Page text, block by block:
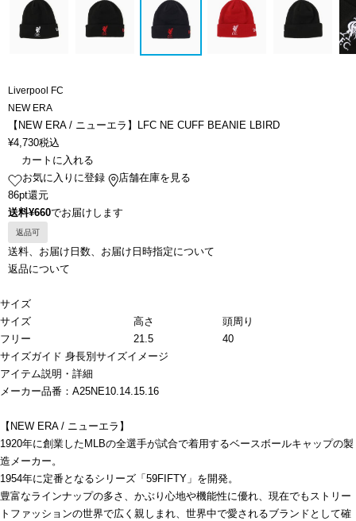
Liverpool FC
NEW ERA
【NEW ERA / ニューエラ】LFC NE CUFF BEANIE LBIRD
¥4,730税込
カートに入れる
お気に入りに登録
店舗在庫を見る
86pt還元
送料¥660でお届けします
返品可
送料、お届け日数、お届け日時指定について
返品について
サイズ
サイズ
高さ
頭周り
フリー
21.5
40
サイズガイド 身長別サイズイメージ
アイテム説明・詳細
メーカー品番：A25NE10.14.15.16
【NEW ERA / ニューエラ】
1920年に創業したMLBの全選手が試合で着用するベースボールキャップの製
造メーカー。
1954年に定番となるシリーズ「59FIFTY」を開発。
豊富なラインナップの多さ、かぶり心地や機能性に優れ、現在でもストリー
トファッションの世界で広く親しまれ、世界中で愛されるブランドとして確